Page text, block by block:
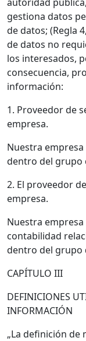
gestiona datos
de datos; (Regla
de datos no
los interesados,
consecuencia,
información:
1. Proveedor de
empresa.
Nuestra
dentro del grupo
2. El proveedor
empresa.
Nuestra
contabilidad
dentro del grupo
CAPÍTULO III
DEFINICIONES
INFORMACIÓN
„La definición de